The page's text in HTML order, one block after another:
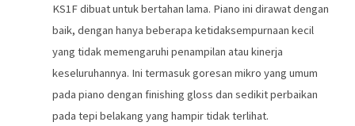
KS1F dibuat untuk bertahan lama. Piano ini dirawat dengan
baik, dengan hanya beberapa ketidaksempurnaan kecil
yang tidak memengaruhi penampilan atau kinerja
keseluruhannya. Ini termasuk goresan mikro yang umum
pada piano dengan finishing gloss dan sedikit perbaikan
pada tepi belakang yang hampir tidak terlihat.